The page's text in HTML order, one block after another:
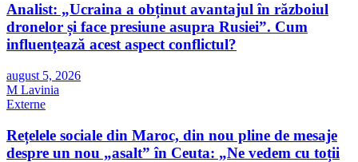
Analist: „Ucraina a obținut avantajul în războiul
dronelor și face presiune asupra Rusiei”. Cum
influențează acest aspect conflictul?
august 5, 2026
M Lavinia
Externe
Rețelele sociale din Maroc, din nou pline de mesaje
despre un nou „asalt” în Ceuta: „Ne vedem cu toții